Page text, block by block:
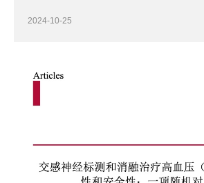
2024-10-25